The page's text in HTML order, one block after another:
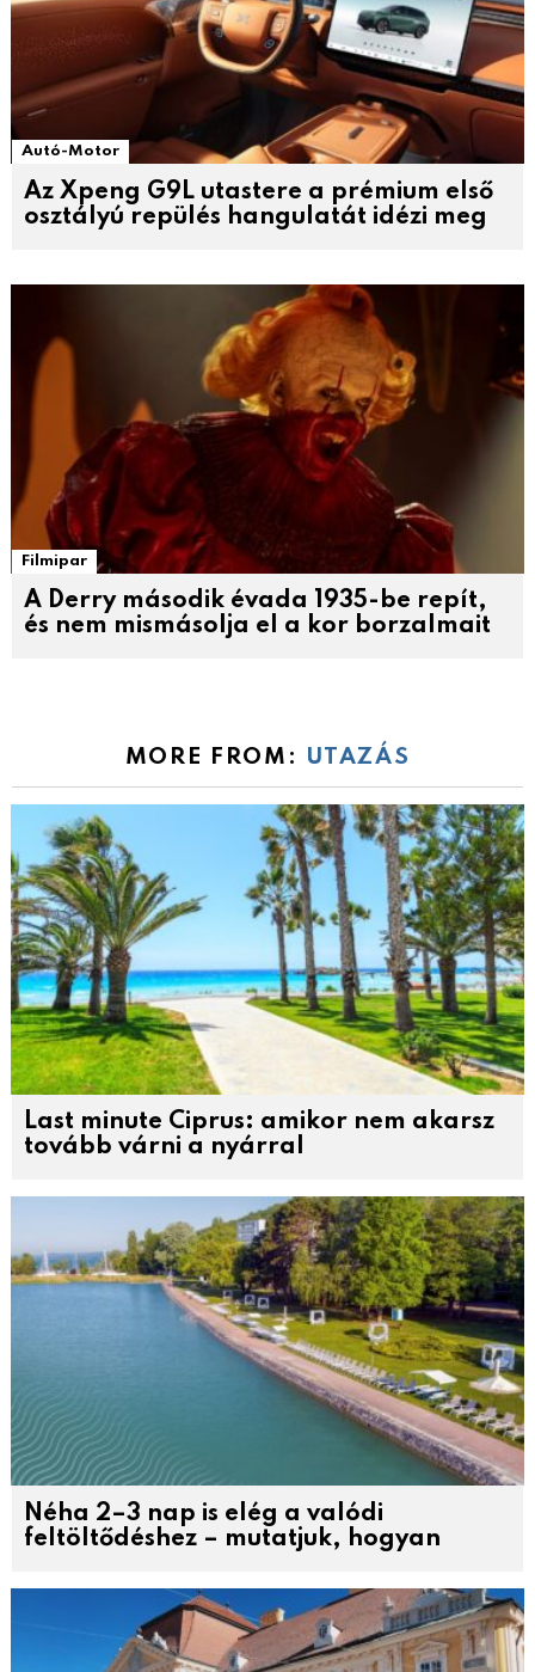
Autó-Motor
Az Xpeng G9L utastere a prémium első
osztályú repülés hangulatát idézi meg
Filmipar
A Derry második évada 1935-be repít,
és nem mismásolja el a kor borzalmait
MORE FROM: UTAZÁS
Last minute Ciprus: amikor nem akarsz
tovább várni a nyárral
Néha 2–3 nap is elég a valódi
feltöltődéshez – mutatjuk, hogyan